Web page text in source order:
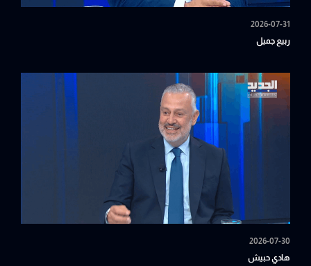
2026-07-31
ربيع جميل
2026-07-30
هادي حبيش